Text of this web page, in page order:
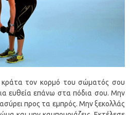
κράτα τον κορμό του σώματός σου
ευθεία επάνω στα πόδια σου. Μην
προς τα εμπρός. Μην ξεκολλάς